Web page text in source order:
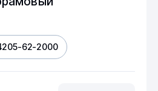
62-2000